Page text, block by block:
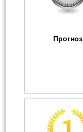
Прогноз